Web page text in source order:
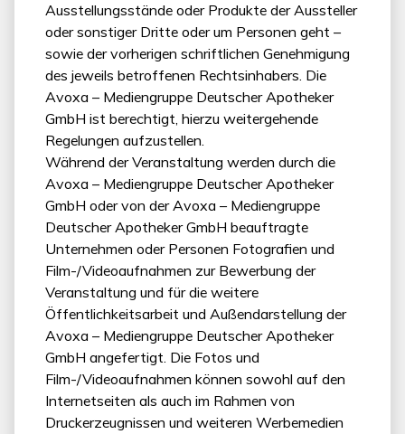
Ausstellungsstände oder Produkte der Aussteller
oder sonstiger Dritte oder um Personen geht –
sowie der vorherigen schriftlichen Genehmigung
des jeweils betroffenen Rechtsinhabers. Die
Avoxa – Mediengruppe Deutscher Apotheker
GmbH ist berechtigt, hierzu weitergehende
Regelungen aufzustellen.
Während der Veranstaltung werden durch die
Avoxa – Mediengruppe Deutscher Apotheker
GmbH oder von der Avoxa – Mediengruppe
Deutscher Apotheker GmbH beauftragte
Unternehmen oder Personen Fotografien und
Film-/Videoaufnahmen zur Bewerbung der
Veranstaltung und für die weitere
Öffentlichkeitsarbeit und Außendarstellung der
Avoxa – Mediengruppe Deutscher Apotheker
GmbH angefertigt. Die Fotos und
Film-/Videoaufnahmen können sowohl auf den
Internetseiten als auch im Rahmen von
Druckerzeugnissen und weiteren Werbemedien